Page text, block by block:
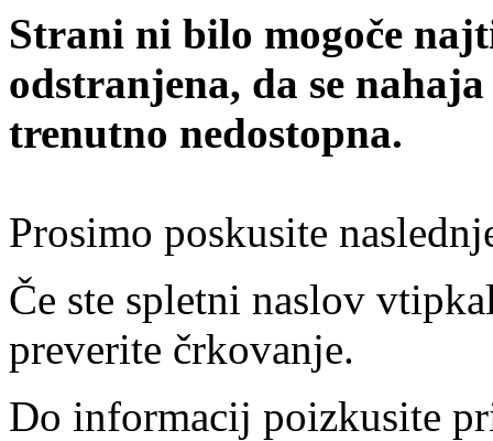
Strani ni bilo mogoče
odstranjena, da se
trenutno nedostopna.
Prosimo poskusite
Če ste spletni naslov
preverite črkovanje.
Do informacij poizkusite